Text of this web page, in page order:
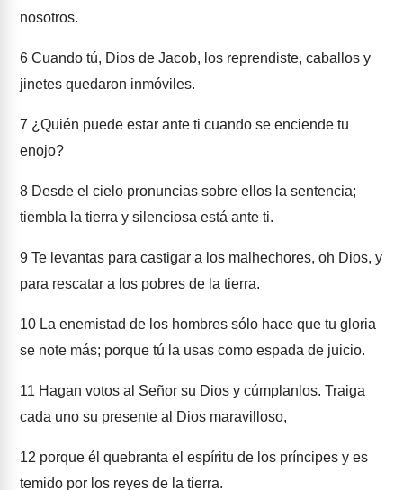
nosotros.
6 Cuando tú, Dios de Jacob, los reprendiste, caballos y
jinetes quedaron inmóviles.
7 ¿Quién puede estar ante ti cuando se enciende tu
enojo?
8 Desde el cielo pronuncias sobre ellos la sentencia;
tiembla la tierra y silenciosa está ante ti.
9 Te levantas para castigar a los malhechores, oh Dios, y
para rescatar a los pobres de la tierra.
10 La enemistad de los hombres sólo hace que tu gloria
se note más; porque tú la usas como espada de juicio.
11 Hagan votos al Señor su Dios y cúmplanlos. Traiga
cada uno su presente al Dios maravilloso,
12 porque él quebranta el espíritu de los príncipes y es
temido por los reyes de la tierra.